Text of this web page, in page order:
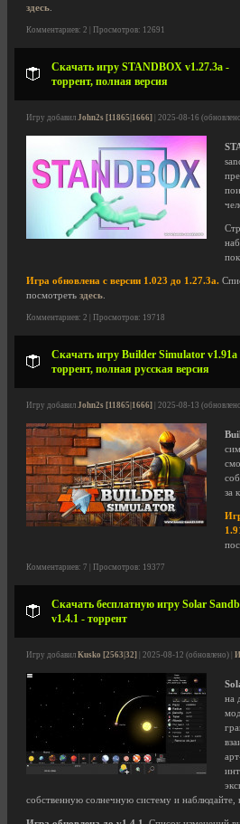
здесь
Комментариев: 2 | Просмотров: 12691
Скачать игру STANDBOX v1.27.3a -
торрент, полная версия
Игру добавил John2s [11865|1666] | 2025-08-16
Игра обновлена с версии 1.023 до 1.27.3a.
посмотреть здесь
Комментариев: 2 | Просмотров: 19718
Скачать игру Builder Simulator v1.91a
торрент, полная русская версия
Игру добавил John2s [11865|1666] | 2025-08-13
за
Комментариев: 7 | Просмотров: 19377
Скачать бесплатную игру Solar
v1.4.1 - торрент
Игру добавил Kusko [2563|32] | 2025-08-12 (обновлено) |
на
собственную солнечную систему и наблюдайте,